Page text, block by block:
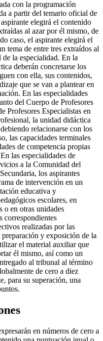
con la programación
a partir del temario oficial de
elegirá el contenido
al azar por él mismo, de
caso, el aspirante elegirá el
tema de entre tres extraídos al
la especialidad. En la
deberán concretarse los
con ella, sus contenidos,
que se van a plantear en
En las especialidades
del Cuerpo de Profesores
Profesores Especialistas en
la unidad didáctica
relacionarse con los
las capacidades terminales
de competencia propias
las especialidades de
a la Comunidad del
los aspirantes
de intervención en un
educativa y
escolares, en
o en otras unidades
correspondientes
realizadas por las
y exposición de la
el material auxiliar que
él mismo, así como un
al tribunal al término
de cero a diez
para su superación, una
en números de cero a